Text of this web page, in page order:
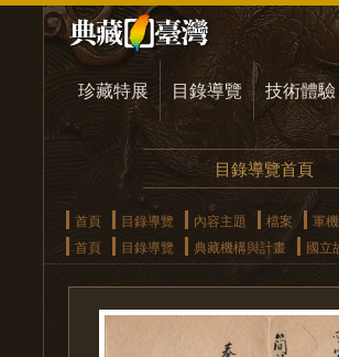
珍藏特展 目錄導覽 技術體驗
目錄導覽首頁
首頁 目錄導覽 內容主題 檔案 軍
首頁
目錄導覽 典藏機構與計畫 國立